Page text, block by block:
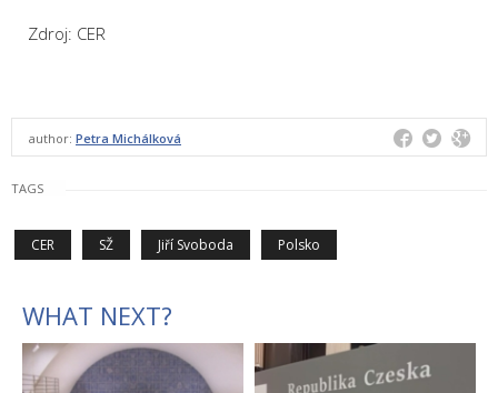
Zdroj: CER
author: Petra Michálková
TAGS
CER SŽ Jiří Svoboda Polsko
WHAT NEXT?